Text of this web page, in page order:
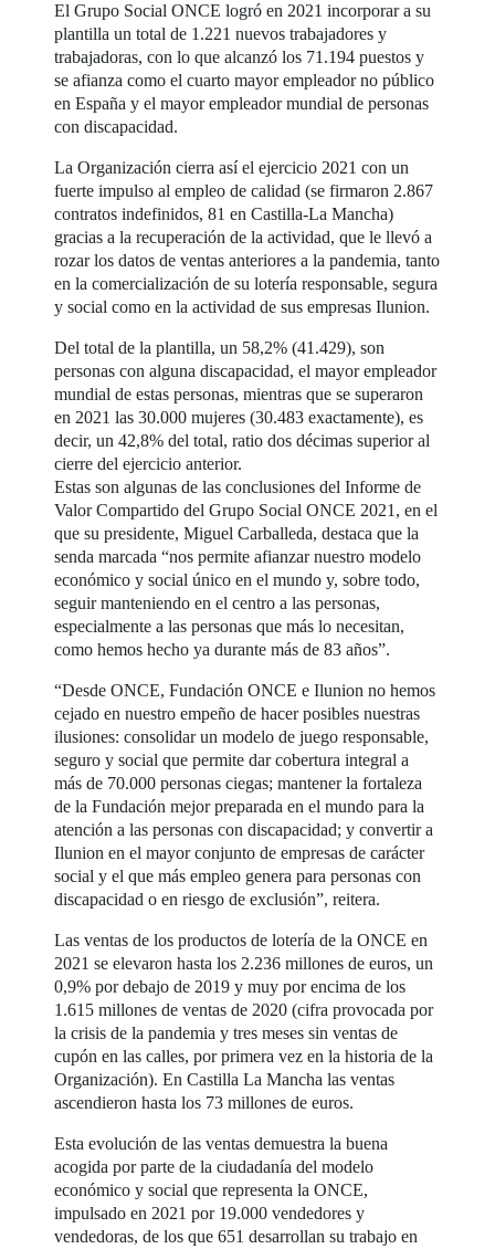
El Grupo Social ONCE logró en 2021 incorporar a su
plantilla un total de 1.221 nuevos trabajadores y
trabajadoras, con lo que alcanzó los 71.194 puestos y
se afianza como el cuarto mayor empleador no público
en España y el mayor empleador mundial de personas
con discapacidad.
La Organización cierra así el ejercicio 2021 con un
fuerte impulso al empleo de calidad (se firmaron 2.867
contratos indefinidos, 81 en Castilla-La Mancha)
gracias a la recuperación de la actividad, que le llevó a
rozar los datos de ventas anteriores a la pandemia, tanto
en la comercialización de su lotería responsable, segura
y social como en la actividad de sus empresas Ilunion.
Del total de la plantilla, un 58,2% (41.429), son
personas con alguna discapacidad, el mayor empleador
mundial de estas personas, mientras que se superaron
en 2021 las 30.000 mujeres (30.483 exactamente), es
decir, un 42,8% del total, ratio dos décimas superior al
cierre del ejercicio anterior.
Estas son algunas de las conclusiones del Informe de
Valor Compartido del Grupo Social ONCE 2021, en el
que su presidente, Miguel Carballeda, destaca que la
senda marcada “nos permite afianzar nuestro modelo
económico y social único en el mundo y, sobre todo,
seguir manteniendo en el centro a las personas,
especialmente a las personas que más lo necesitan,
como hemos hecho ya durante más de 83 años”.
“Desde ONCE, Fundación ONCE e Ilunion no hemos
cejado en nuestro empeño de hacer posibles nuestras
ilusiones: consolidar un modelo de juego responsable,
seguro y social que permite dar cobertura integral a
más de 70.000 personas ciegas; mantener la fortaleza
de la Fundación mejor preparada en el mundo para la
atención a las personas con discapacidad; y convertir a
Ilunion en el mayor conjunto de empresas de carácter
social y el que más empleo genera para personas con
discapacidad o en riesgo de exclusión”, reitera.
Las ventas de los productos de lotería de la ONCE en
2021 se elevaron hasta los 2.236 millones de euros, un
0,9% por debajo de 2019 y muy por encima de los
1.615 millones de ventas de 2020 (cifra provocada por
la crisis de la pandemia y tres meses sin ventas de
cupón en las calles, por primera vez en la historia de la
Organización). En Castilla La Mancha las ventas
ascendieron hasta los 73 millones de euros.
Esta evolución de las ventas demuestra la buena
acogida por parte de la ciudadanía del modelo
económico y social que representa la ONCE,
impulsado en 2021 por 19.000 vendedores y
vendedoras, de los que 651 desarrollan su trabajo en